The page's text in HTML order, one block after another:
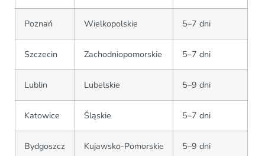
Poznań Wielkopolskie 5–7 dni
Szczecin Zachodniopomorskie 5–7 dni
Lublin Lubelskie 5–9 dni
Katowice Śląskie 5–7 dni
Bydgoszcz Kujawsko-Pomorskie 5–9 dni